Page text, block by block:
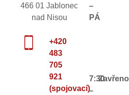
466 01 Jablonec
nad Nisou
+420
483
705
921
(spojovací)
–
PÁ
7:30
–
Zavřeno